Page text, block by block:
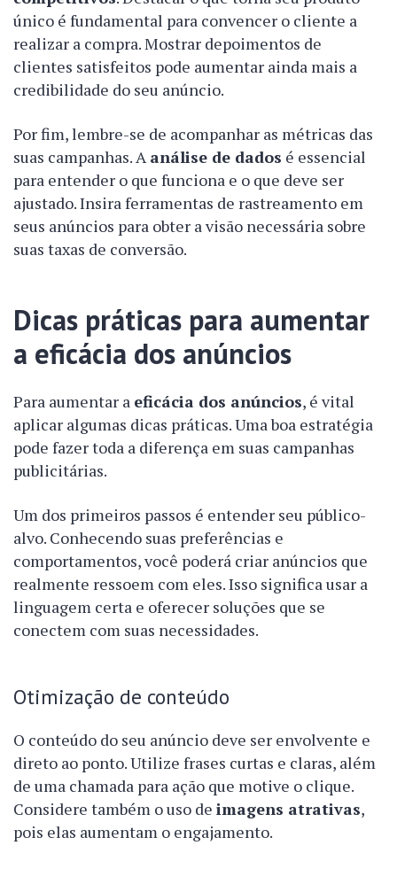
único é fundamental para convencer o cliente a
realizar a compra. Mostrar depoimentos de
clientes satisfeitos pode aumentar ainda mais a
credibilidade do seu anúncio.
Por fim, lembre-se de acompanhar as métricas das
suas campanhas. Aanálise de dados é essencial
para entender o que funciona e o que deve ser
ajustado. Insira ferramentas de rastreamento em
seus anúncios para obter a visão necessária sobre
suas taxas de conversão.
Dicas práticas para aumentar
a eficácia dos anúncios
Para aumentar a eficácia dos anúncios, é vital
aplicar algumas dicas práticas. Uma boa estratégia
pode fazer toda a diferença em suas campanhas
publicitárias.
Um dos primeiros passos é entender seu público-
alvo. Conhecendo suas preferências e
comportamentos, você poderá criar anúncios que
realmente ressoem com eles. Isso significa usar a
linguagem certa e oferecer soluções que se
conectem com suas necessidades.
Otimização de conteúdo
O conteúdo do seu anúncio deve ser envolvente e
direto ao ponto. Utilize frases curtas e claras, além
de uma chamada para ação que motive o clique.
Considere também o uso de imagens atrativas,
pois elas aumentam o engajamento.